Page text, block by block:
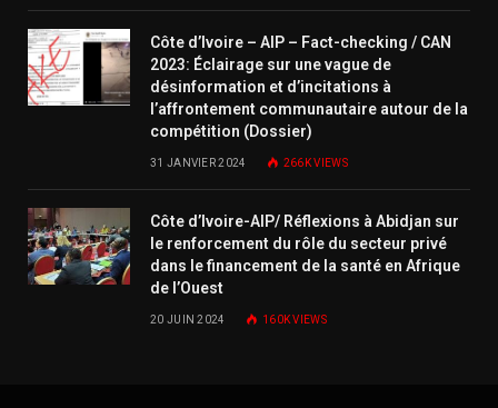
Côte d’Ivoire – AIP – Fact-checking / CAN
2023: Éclairage sur une vague de
désinformation et d’incitations à
l’affrontement communautaire autour de la
compétition (Dossier)
31 JANVIER 2024 266KVIEWS
Côte d’Ivoire-AIP/ Réflexions à Abidjan sur
le renforcement du rôle du secteur privé
dans le financement de la santé en Afrique
de l’Ouest
20 JUIN 2024 160KVIEWS